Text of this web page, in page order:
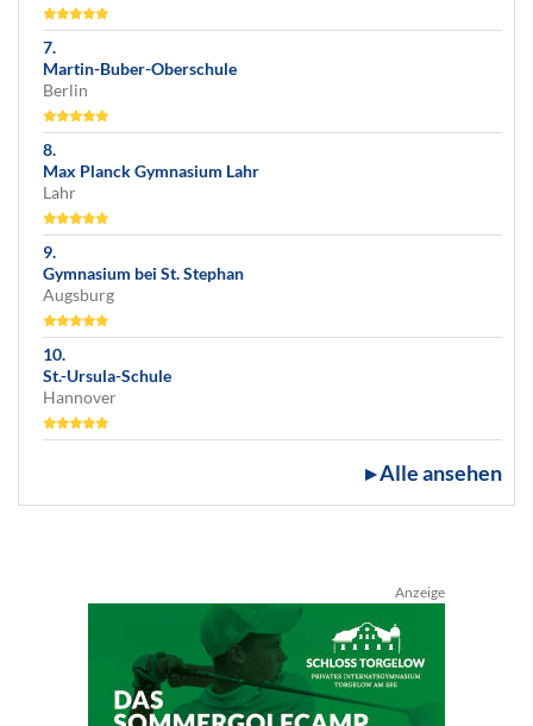
Martin-Buber-Oberschule
Berlin
Max Planck Gymnasium Lahr
Lahr
Gymnasium bei St. Stephan
Augsburg
St.-Ursula-Schule
Hannover
▸ Alle ansehen
Anzeige